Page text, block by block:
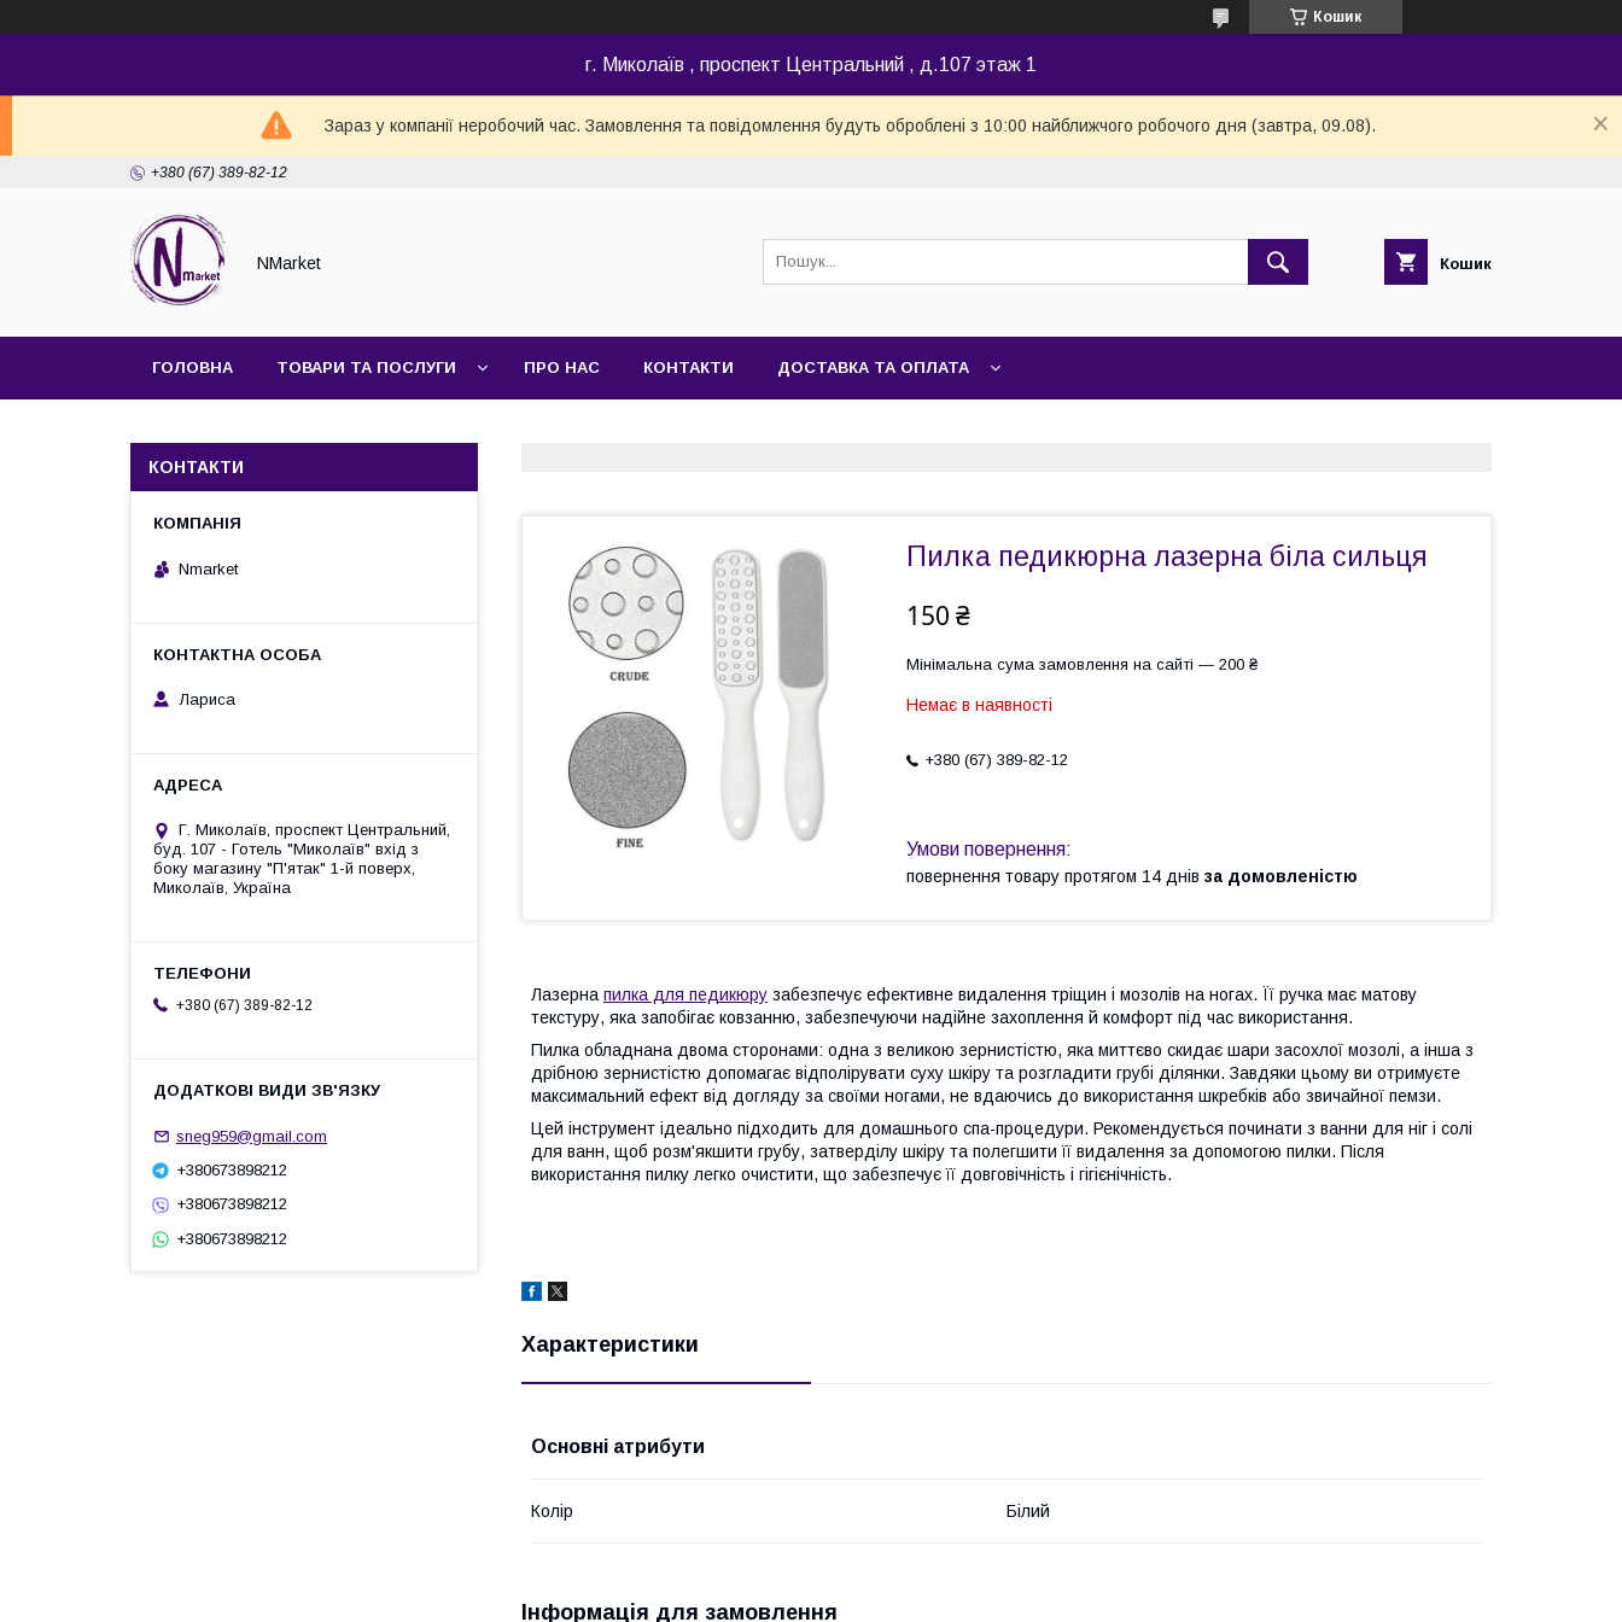
Кошик
г. Миколаїв , проспект Центральний , д.107 этаж 1
Зараз у компанії неробочий час. Замовлення та повідомлення будуть оброблені з 10:00 найближчого робочого дня (завтра, 09.08).
+380 (67) 389-82-12
NMarket Кошик
ГОЛОВНА ТОВАРИ ТА ПОСЛУГИ ПРО НАС КОНТАКТИ ДОСТАВКА ТА ОПЛАТА
Пилка педикюрна лазерна біла сильця
150 ₴
Мінімальна сума замовлення на сайті — 200 ₴
Немає в наявності
+380 (67) 389-82-12
повернення товару протягом 14 днів за домовленістю
Лазернапилка для педикюру забезпечує ефективне видалення тріщин і мозолів на ногах. Її ручка має матову
текстуру, яка запобігає ковзанню, забезпечуючи надійне захоплення й комфорт під час використання.
Пилка обладнана двома сторонами: одна з великою зернистістю, яка миттєво скидає шари засохлої мозолі, а інша з
дрібною зернистістю допомагає відполірувати суху шкіру та розгладити грубі ділянки. Завдяки цьому ви отримуєте
максимальний ефект від догляду за своїми ногами, не вдаючись до використання шкребків або звичайної пемзи.
Цей інструмент ідеально підходить для домашнього спа-процедури. Рекомендується починати з ванни для ніг і солі
для ванн, щоб розм'якшити грубу, затверділу шкіру та полегшити її видалення за допомогою пилки. Після
використання пилку легко очистити, що забезпечує її довговічність і гігієнічність.
Характеристики
Основні атрибути
Колір Білий
Інформація для замовлення
КОНТАКТИ
Nmarket
Лариса
Г. Миколаїв, проспект Центральний,
буд. 107 - Готель "Миколаїв" вхід з
боку магазину "П'ятак" 1-й поверх,
Миколаїв, Україна
+380 (67) 389-82-12
sneg959@gmail.com
+380673898212
+380673898212
+380673898212